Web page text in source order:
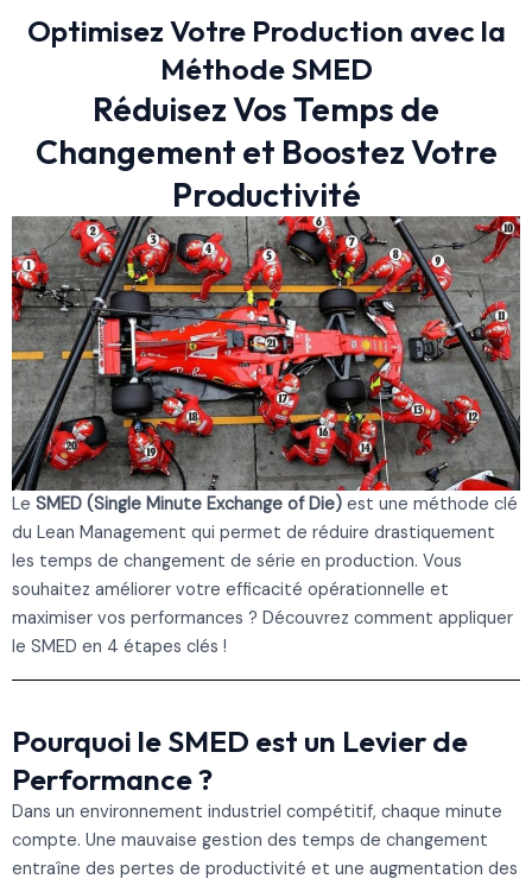
Optimisez Votre Production avec la
Méthode SMED
Réduisez Vos Temps de
Changement et Boostez Votre
Productivité
Le SMED (Single Minute Exchange of Die) est une méthode clé
du Lean Management qui permet de réduire drastiquement
les temps de changement de série en production. Vous
souhaitez améliorer votre efficacité opérationnelle et
maximiser vos performances ? Découvrez comment appliquer
le SMED en 4 étapes clés !
Pourquoi le SMED est un Levier de
Performance ?
Dans un environnement industriel compétitif, chaque minute
compte. Une mauvaise gestion des temps de changement
entraîne des pertes de productivité et une augmentation des